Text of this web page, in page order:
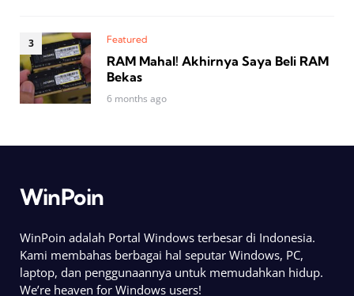
Featured
RAM Mahal! Akhirnya Saya Beli RAM
Bekas
6 months ago
WinPoin
WinPoin adalah Portal Windows terbesar di Indonesia.
Kami membahas berbagai hal seputar Windows, PC,
laptop, dan penggunaannya untuk memudahkan hidup.
We’re heaven for Windows users!